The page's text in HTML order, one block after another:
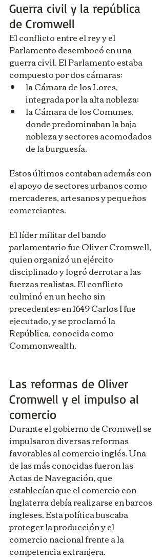
Guerra civil y la república
de Cromwell
El conflicto entre el rey y el
Parlamento desembocó en una
guerra civil. El Parlamento estaba
compuesto por dos cámaras:
la Cámara de los Lores,
integrada por la alta nobleza;
la Cámara de los Comunes,
donde predominaban la baja
nobleza y sectores acomodados
de la burguesía.
Estos últimos contaban además con
el apoyo de sectores urbanos como
mercaderes, artesanos y pequeños
comerciantes.
El líder militar del bando
parlamentario fue Oliver Cromwell,
quien organizó un ejército
disciplinado y logró derrotar a las
fuerzas realistas. El conflicto
culminó en un hecho sin
precedentes: en 1649 Carlos I fue
ejecutado, y se proclamó la
República, conocida como
Commonwealth.
Las reformas de Oliver
Cromwell y el impulso al
comercio
Durante el gobierno de Cromwell se
impulsaron diversas reformas
favorables al comercio inglés. Una
de las más conocidas fueron las
Actas de Navegación, que
establecían que el comercio con
Inglaterra debía realizarse en barcos
ingleses. Esta política buscaba
proteger la producción y el
comercio nacional frente a la
competencia extranjera.